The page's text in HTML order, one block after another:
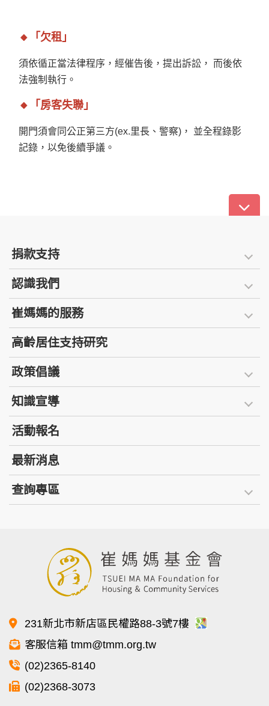
🔸「欠租」
須依循正當法律程序，經催告後，提出訴訟， 而後依
法強制執行。
🔸「房客失聯」
開門須會同公正第三方(ex.里長、警察)， 並全程錄影
記錄，以免後續爭議。
捐款支持
認識我們
崔媽媽的服務
高齡居住支持研究
政策倡議
知識宣導
活動報名
最新消息
查詢專區
231新北市新店區民權路88-3號7樓
客服信箱 tmm@tmm.org.tw
(02)2365-8140
(02)2368-3073